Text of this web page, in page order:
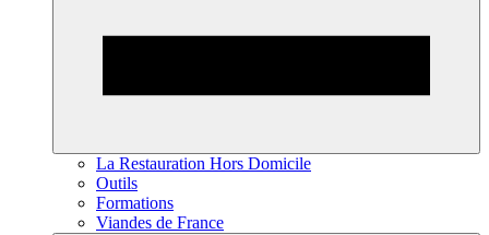
La Restauration Hors Domicile
Outils
Formations
Viandes de France